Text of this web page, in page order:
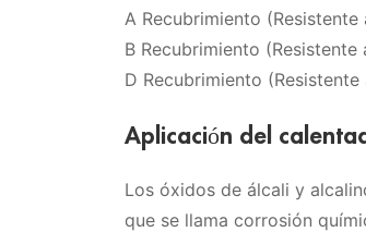
A Recubrimiento
B Recubrimiento
D Recubrimiento (Resistente
Aplicación del
Los óxidos de álcali y
que se llama corrosión